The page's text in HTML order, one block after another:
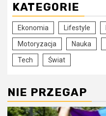
KATEGORIE
Ekonomia Lifestyle
Motoryzacja Nauka
Tech Świat
NIE PRZEGAP